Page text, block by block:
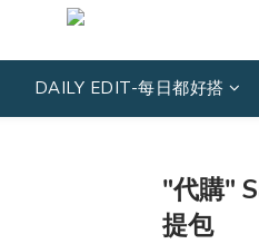
DAILY EDIT-每日都好搭
"代購"
提包